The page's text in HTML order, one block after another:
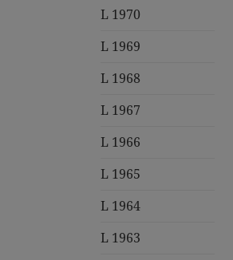
L 1970
L 1969
L 1968
L 1967
L 1966
L 1965
L 1964
L 1963